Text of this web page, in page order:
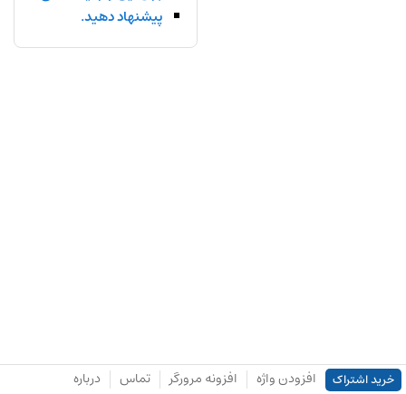
پیشنهاد دهید.
خرید اشتراک افزودن واژه افزونه مرورگر تماس درباره